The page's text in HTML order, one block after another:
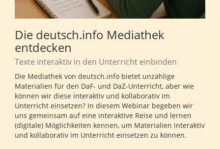
Die deutsch.info Mediathek
entdecken
Texte interaktiv in den Unterricht einbinden
Die Mediathek von deutsch.info bietet unzählige
Materialien für den DaF- und DaZ-Unterricht, aber wie
können wir diese interaktiv und kollaborativ im
Unterricht einsetzen? In diesem Webinar begeben wir
uns gemeinsam auf eine interaktive Reise und lernen
(digitale) Möglichkeiten kennen, um Materialien interaktiv
und kollaborativ im Unterricht einsetzen zu können.